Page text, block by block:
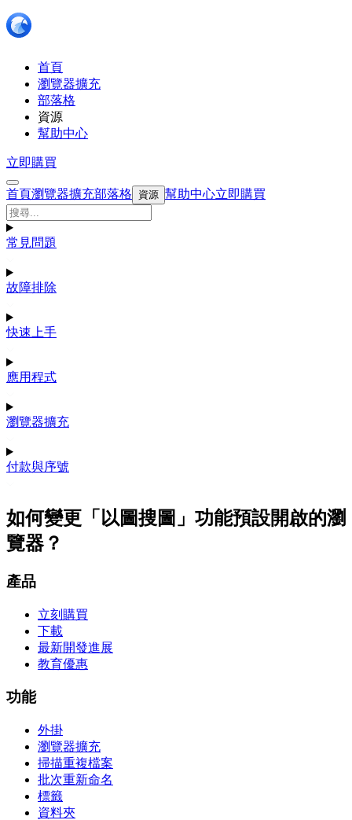
首頁
瀏覽器擴充
部落格
資源
幫助中心
立即購買
首頁瀏覽器擴充部落格 資源 幫助中心立即購買
常見問題
故障排除
快速上手
應用程式
瀏覽器擴充
付款與序號
如何變更「以圖搜圖」功能預設開啟的瀏
覽器？
產品
立刻購買
下載
最新開發進展
教育優惠
功能
外掛
瀏覽器擴充
掃描重複檔案
批次重新命名
標籤
資料夾